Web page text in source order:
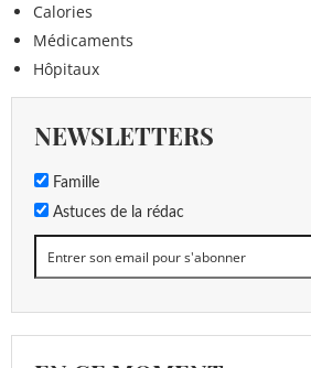
Calories
Médicaments
Hôpitaux
NEWSLETTERS
Famille
Astuces de la rédac